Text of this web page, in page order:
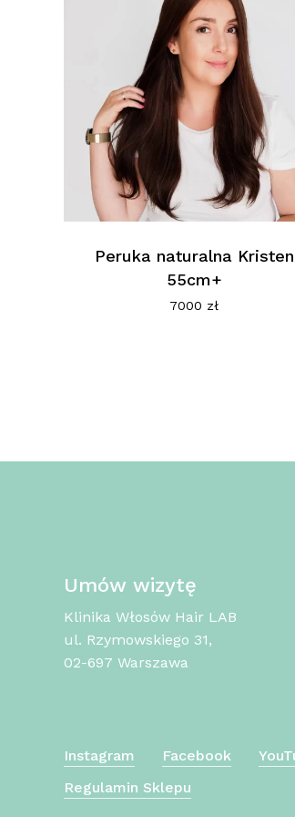
Peruka naturalna Kristen
55cm+
7000 zł
Umów wizytę
Klinika Włosów Hair LAB
ul. Rzymowskiego 31,
02-697 Warszawa
Instagram Facebook
Regulamin Sklepu